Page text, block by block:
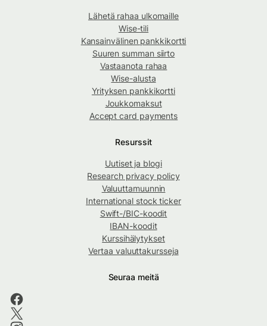
Lähetä rahaa ulkomaille
Wise-tili
Kansainvälinen pankkikortti
Suuren summan siirto
Vastaanota rahaa
Wise-alusta
Yrityksen pankkikortti
Joukkomaksut
Accept card payments
Resurssit
Uutiset ja blogi
Research privacy policy
Valuuttamuunnin
International stock ticker
Swift-/BIC-koodit
IBAN-koodit
Kurssihälytykset
Vertaa valuuttakursseja
Seuraa meitä